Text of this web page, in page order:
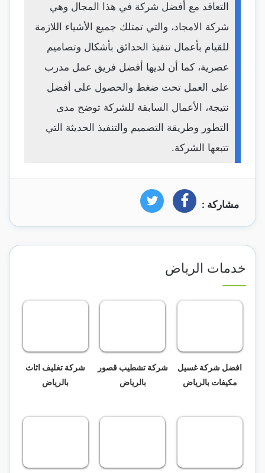
التعاقد مع أفضل شركة في هذا المجال وهي
شركة الامجاد، والتي تمتلك جميع الأشياء اللازمة
للقيام بأعمال تنفيذ الحدائق بأشكال وتصاميم
عصرية، كما أن لديها أفضل فريق عمل مدرب
على العمل تحت ضغط والحصول على أفضل
نتيجة، الأعمال السابقة للشركة توضح مدى
التطور وطريقة التصميم والتنفيذ الحديثة التي
تتبعها الشركة.
مشاركة : فيسبوك تويتر
خدمات الرياض
افضل شركة غسيل
مكيفات بالرياض
شركة تشطيب قصور
بالرياض
شركة تغليف اثاث
بالرياض